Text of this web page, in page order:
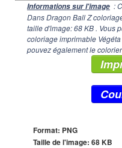
Informations sur l'image :
Dans Dragon Ball Z
taille d'image: 68 KB . Vous
coloriage imprimable
pouvez également le
Format: PNG
Taille de l'image: 68 KB